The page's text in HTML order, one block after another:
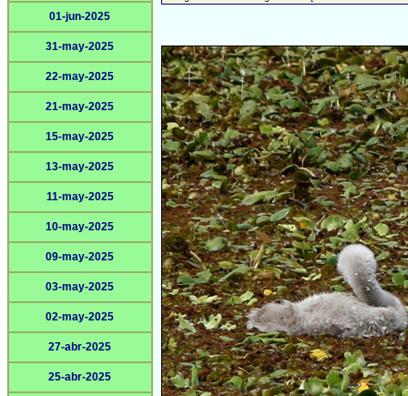
01-jun-2025
31-may-2025
22-may-2025
21-may-2025
15-may-2025
13-may-2025
11-may-2025
10-may-2025
09-may-2025
03-may-2025
02-may-2025
27-abr-2025
25-abr-2025